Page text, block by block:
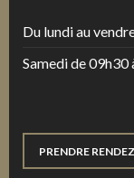
Du lundi au
Samedi de
PRENDRE